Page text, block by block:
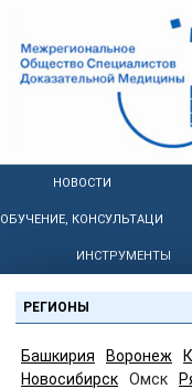
НОВОСТИ
ОБУЧЕНИЕ, КОНСУЛЬТАЦИИ
ИНСТРУМЕНТЫ
РЕГИОНЫ
Башкирия Воронеж
Новосибирск
Омск